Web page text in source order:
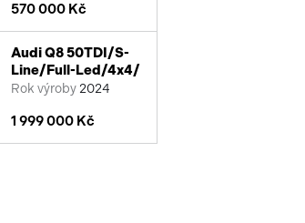
570 000 Kč
Audi Q8 50TDI/S-
Line/Full-Led/4x4/
Rok výroby 2024
1 999 000 Kč